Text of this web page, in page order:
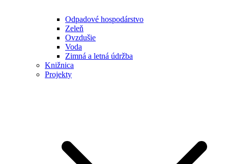
Odpadové hospodárstvo
Zeleň
Ovzdušie
Voda
Zimná a letná údržba
Knižnica
Projekty